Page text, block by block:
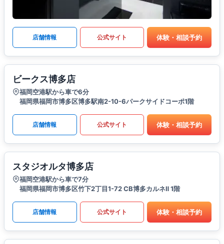
店舗情報 公式サイト 体験・相談予約
ビークス博多店
福岡空港駅から車で6分
福岡県福岡市博多区博多駅南2-10-6パークサイドコーポ1階
店舗情報 公式サイト 体験・相談予約
スタジオルタ博多店
福岡空港駅から車で7分
福岡県福岡市博多区竹下2丁目1-72 CB博多カルネⅡ 1階
店舗情報 公式サイト 体験・相談予約